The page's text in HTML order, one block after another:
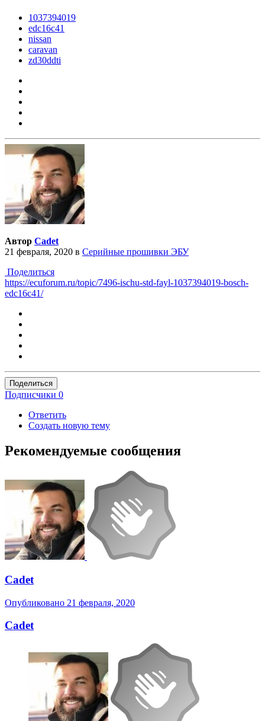
1037394019
edc16c41
nissan
caravan
zd30ddti
Автор Cadet
21 февраля, 2020 в Серийные прошивки ЭБУ
Поделиться
https://ecuforum.ru/topic/7496-ischu-std-fayl-1037394019-bosch-
edc16c41/
Поделиться
Подписчики 0
Ответить
Создать новую тему
Рекомендуемые сообщения
Cadet
Опубликовано 21 февраля, 2020
Cadet